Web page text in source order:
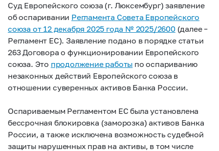
Суд Европейского союза (г. Люксембург) заявление
об оспаривании Регламента Совета Европейского
союза от 12 декабря 2025 года № 2025/2600(далее –
Регламент ЕС). Заявление подано в порядке статьи
263 Договора о функционировании Европейского
союза. Это продолжение работы по оспариванию
незаконных действий Европейского союза в
отношении суверенных активов Банка России.
Оспариваемым Регламентом ЕС была установлена
бессрочная блокировка (заморозка) активов Банка
России, а также исключена возможность судебной
защиты нарушенных прав на активы, в том числе